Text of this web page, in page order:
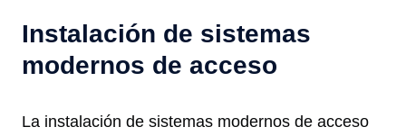
Instalación de sistemas
modernos de acceso
La instalación de sistemas modernos de acceso